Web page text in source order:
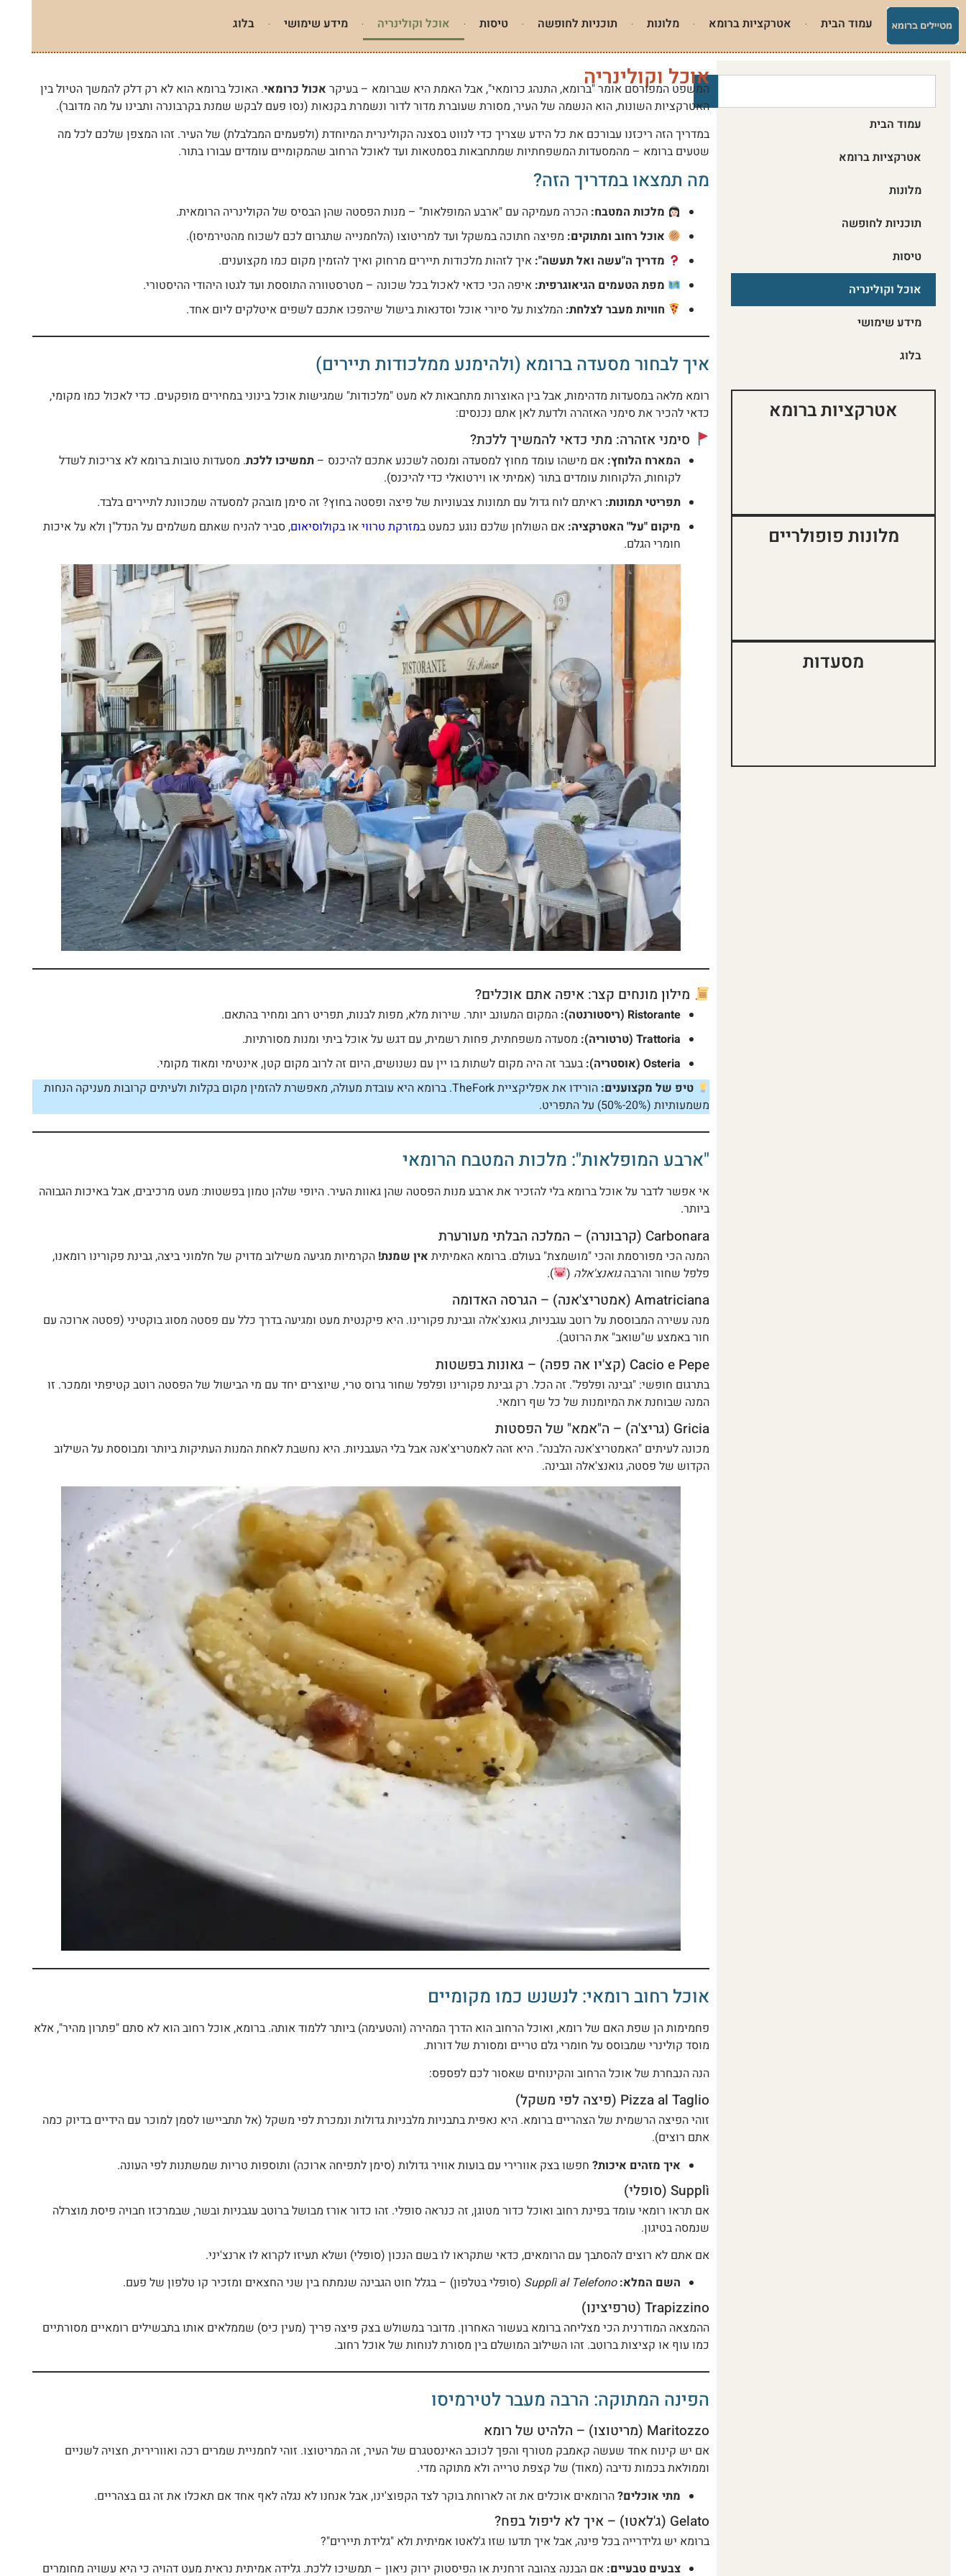
עמוד הבית אטרקציות ברומא מלונות תוכניות לחופשה טיסות אוכל וקולינריה מידע שימושי בלוג
עמוד הבית
אטרקציות ברומא
מלונות
תוכניות לחופשה
טיסות
אוכל וקולינריה
מידע שימושי
בלוג
אטרקציות ברומא
מלונות פופולריים
מסעדות
אוכל וקולינריה
המשפט המפורסם אומר "ברומא, התנהג כרומאי", אבל האמת היא שברומא – בעיקר אכול כרומאי. האוכל ברומא הוא לא רק דלק להמשך הטיול בין
האטרקציות השונות, הוא הנשמה של העיר, מסורת שעוברת מדור לדור ונשמרת בקנאות (נסו פעם לבקש שמנת בקרבונרה ותבינו על מה מדובר).
במדריך הזה ריכזנו עבורכם את כל הידע שצריך כדי לנווט בסצנה הקולינרית המיוחדת (ולפעמים המבלבלת) של העיר. זהו המצפן שלכם לכל מה
שטעים ברומא – מהמסעדות המשפחתיות שמתחבאות בסמטאות ועד לאוכל הרחוב שהמקומיים עומדים עבורו בתור.
מה תמצאו במדריך הזה?
מלכות המטבח: הכרה מעמיקה עם "ארבע המופלאות" – מנות הפסטה שהן הבסיס של הקולינריה הרומאית.
אוכל רחוב ומתוקים: מפיצה חתוכה במשקל ועד למריטוצו (הלחמנייה שתגרום לכם לשכוח מהטירמיסו).
מדריך ה"עשה ואל תעשה": איך לזהות מלכודות תיירים מרחוק ואיך להזמין מקום כמו מקצוענים.
מפת הטעמים הגיאוגרפית: איפה הכי כדאי לאכול בכל שכונה – מטרסטוורה התוססת ועד לגטו היהודי ההיסטורי.
חוויות מעבר לצלחת: המלצות על סיורי אוכל וסדנאות בישול שיהפכו אתכם לשפים איטלקים ליום אחד.
איך לבחור מסעדה ברומא (ולהימנע ממלכודות תיירים)
רומא מלאה במסעדות מדהימות, אבל בין האוצרות מתחבאות לא מעט "מלכודות" שמגישות אוכל בינוני במחירים מופקעים. כדי לאכול כמו מקומי,
כדאי להכיר את סימני האזהרה ולדעת לאן אתם נכנסים:
סימני אזהרה: מתי כדאי להמשיך ללכת?
המארח הלוחץ: אם מישהו עומד מחוץ למסעדה ומנסה לשכנע אתכם להיכנס – תמשיכו ללכת. מסעדות טובות ברומא לא צריכות לשדל
לקוחות, הלקוחות עומדים בתור (אמיתי או וירטואלי כדי להיכנס).
תפריטי תמונות: ראיתם לוח גדול עם תמונות צבעוניות של פיצה ופסטה בחוץ? זה סימן מובהק למסעדה שמכוונת לתיירים בלבד.
מיקום "על" האטרקציה: אם השולחן שלכם נוגע כמעט במזרקת טרוויאובקולוסיאום, סביר להניח שאתם משלמים על הנדל"ן ולא על איכות
חומרי הגלם.
מילון מונחים קצר: איפה אתם אוכלים?
Ristorante (ריסטורנטה):
המקום המעונב יותר. שירות מלא, מפות לבנות, תפריט רחב ומחיר בהתאם.
Trattoria (טרטוריה):
מסעדה משפחתית, פחות רשמית, עם דגש על אוכל ביתי ומנות מסורתיות.
Osteria (אוסטריה):
בעבר זה היה מקום לשתות בו יין עם נשנושים, היום זה לרוב מקום קטן, אינטימי ומאוד מקומי.
טיפ של מקצוענים:
הורידו את אפליקציית TheFork. ברומא היא עובדת מעולה, מאפשרת להזמין מקום בקלות ולעיתים קרובות מעניקה הנחות
משמעותיות (20%-50%) על התפריט.
"ארבע המופלאות": מלכות המטבח הרומאי
אי אפשר לדבר על אוכל ברומא בלי להזכיר את ארבע מנות הפסטה שהן גאוות העיר. היופי שלהן טמון בפשטות: מעט מרכיבים, אבל באיכות הגבוהה
ביותר.
Carbonara (קרבונרה) – המלכה הבלתי מעורערת
המנה הכי מפורסמת והכי "מושמצת" בעולם. ברומא האמיתית אין שמנת! הקרמיות מגיעה משילוב מדויק של חלמוני ביצה, גבינת פקורינו רומאנו,
פלפל שחור והרבהגואנצ'אלה (
).
Amatriciana (אמטריצ'אנה) – הגרסה האדומה
מנה עשירה המבוססת על רוטב עגבניות, גואנצ'אלה וגבינת פקורינו. היא פיקנטית מעט ומגיעה בדרך כלל עם פסטה מסוג בוקטיני (פסטה ארוכה עם
חור באמצע ש"שואב" את הרוטב).
Cacio e Pepe (קצ'יו אה פפה) – גאונות בפשטות
בתרגום חופשי: "גבינה ופלפל". זה הכל. רק גבינת פקורינו ופלפל שחור גרוס טרי, שיוצרים יחד עם מי הבישול של הפסטה רוטב קטיפתי וממכר. זו
המנה שבוחנת את המיומנות של כל שף רומאי.
Gricia (גריצ'ה) – ה"אמא" של הפסטות
מכונה לעיתים "האמטריצ'אנה הלבנה". היא זהה לאמטריצ'אנה אבל בלי העגבניות. היא נחשבת לאחת המנות העתיקות ביותר ומבוססת על השילוב
הקדוש של פסטה, גואנצ'אלה וגבינה.
אוכל רחוב רומאי: לנשנש כמו מקומיים
פחמימות הן שפת האם של רומא, ואוכל הרחוב הוא הדרך המהירה (והטעימה) ביותר ללמוד אותה. ברומא, אוכל רחוב הוא לא סתם "פתרון מהיר", אלא
מוסד קולינרי שמבוסס על חומרי גלם טריים ומסורת של דורות.
הנה הנבחרת של אוכל הרחוב והקינוחים שאסור לכם לפספס:
Pizza al Taglio (פיצה לפי משקל)
זוהי הפיצה הרשמית של הצהריים ברומא. היא נאפית בתבניות מלבניות גדולות ונמכרת לפי משקל (אל תתביישו לסמן למוכר עם הידיים בדיוק כמה
אתם רוצים).
איך מזהים איכות? חפשו בצק אוורירי עם בועות אוויר גדולות (סימן לתפיחה ארוכה) ותוספות טריות שמשתנות לפי העונה.
Supplì (סופלי)
אם תראו רומאי עומד בפינת רחוב ואוכל כדור מטוגן, זה כנראה סופלי. זהו כדור אורז מבושל ברוטב עגבניות ובשר, שבמרכזו חבויה פיסת מוצרלה
שנמסה בטיגון.
אם אתם לא רוצים להסתבך עם הרומאים, כדאי שתקראו לו בשם הנכון (סופלי) ושלא תעיזו לקרוא לו ארנצ'יני.
השם המלא: Supplì al Telefono (סופלי בטלפון) – בגלל חוט הגבינה שנמתח בין שני החצאים ומזכיר קו טלפון של פעם.
Trapizzino (טרפיצינו)
ההמצאה המודרנית הכי מצליחה ברומא בעשור האחרון. מדובר במשולש בצק פיצה פריך (מעין כיס) שממלאים אותו בתבשילים רומאיים מסורתיים
כמו עוף או קציצות ברוטב. זהו השילוב המושלם בין מסורת לנוחות של אוכל רחוב.
הפינה המתוקה: הרבה מעבר לטירמיסו
Maritozzo (מריטוצו) – הלהיט של רומא
אם יש קינוח אחד שעשה קאמבק מטורף והפך לכוכב האינסטגרם של העיר, זה המריטוצו. זוהי לחמניית שמרים רכה ואוורירית, חצויה לשניים
וממולאת בכמות נדיבה (מאוד) של קצפת טרייה ולא מתוקה מדי.
מתי אוכלים?הרומאים אוכלים את זה לארוחת בוקר לצד הקפוצ'ינו, אבל אנחנו לא נגלה לאף אחד אם תאכלו את זה גם בצהריים.
Gelato (ג'לאטו) – איך לא ליפול בפח?
ברומא יש גלידרייה בכל פינה, אבל איך תדעו שזו ג'לאטו אמיתית ולא "גלידת תיירים"?
צבעים טבעיים: אם הבננה צהובה זרחנית או הפיסטוק ירוק ניאון – תמשיכו ללכת. גלידה אמיתית נראית מעט דהויה כי היא עשויה מחומרים